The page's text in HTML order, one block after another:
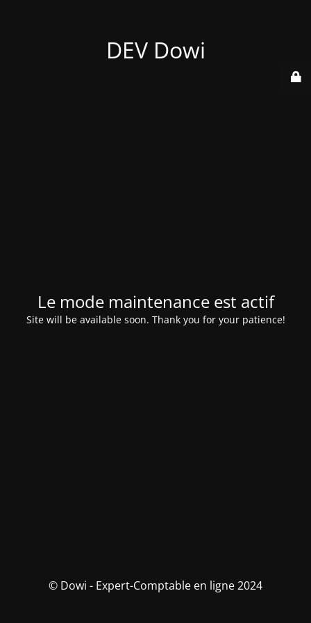
DEV Dowi
Le mode maintenance est actif
Site will be available soon. Thank you for your patience!
© Dowi - Expert-Comptable en ligne 2024